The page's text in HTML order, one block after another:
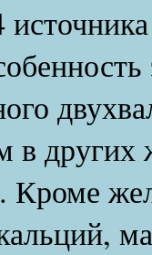
в других